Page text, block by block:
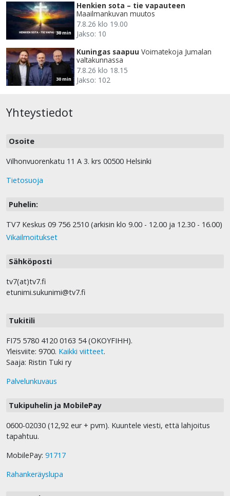
30 min
Henkien sota – tie vapauteen
Maailmankuvan muutos
7.8.26 klo 19.00
Jakso: 10
30 min
Kuningas saapuu Voimatekoja Jumalan
valtakunnassa
7.8.26 klo 18.15
Jakso: 102
Yhteystiedot
Osoite
Vilhonvuorenkatu 11 A 3. krs 00500 Helsinki
Tietosuoja
Puhelin:
TV7 Keskus 09 756 2510 (arkisin klo 9.00 - 12.00 ja 12.30 - 16.00)
Vikailmoitukset
Sähköposti
tv7(at)tv7.fi
etunimi.sukunimi@tv7.fi
Tukitili
FI75 5780 4120 0163 54 (OKOYFIHH).
Yleisviite: 9700. Kaikki viitteet.
Saaja: Ristin Tuki ry
Palvelunkuvaus
Tukipuhelin ja MobilePay
0600-02030 (12,92 eur + pvm). Kuuntele viesti, että lahjoitus
tapahtuu.
MobilePay: 91717
Rahankeräyslupa